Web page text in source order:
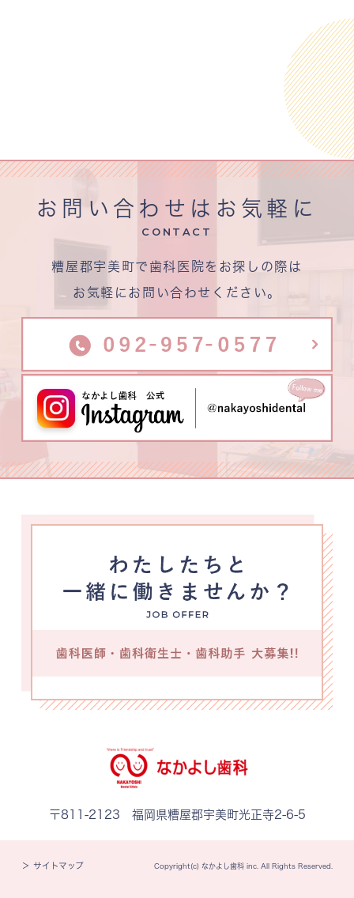
お問い合わせはお気軽に
CONTACT
糟屋郡宇美町で歯科医院をお探しの際は
お気軽にお問い合わせください。
〒811-2123 福岡県糟屋郡宇美町光正寺2-6-5
＞ サイトマップ Copyright(c) なかよし歯科 inc. All Rights Reserved.